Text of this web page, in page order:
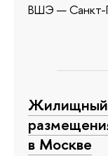
ВШЭ — Санкт-
Жилищный
в Москве